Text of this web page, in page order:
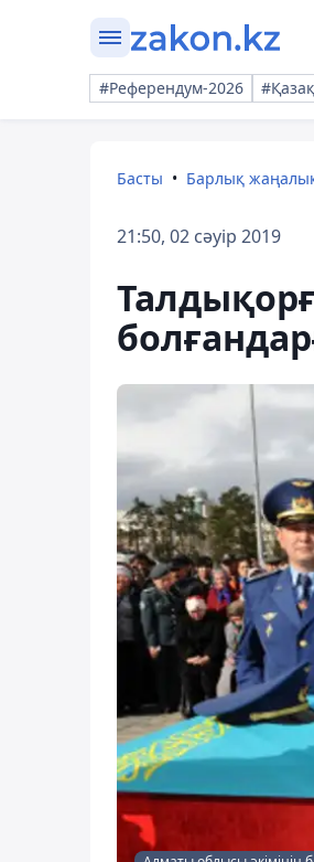
#Референдум-2026
Басты Барлық
21:50, 02 сәуір 2019